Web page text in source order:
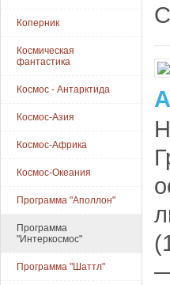
Коперник
Космическая
фантастика
Космос - Антарктида
Космос-Азия
Космос-Африка
Космос-Океания
Программа "Аполлон"
Программа
"Интеркосмос"
Программа "Шаттл"